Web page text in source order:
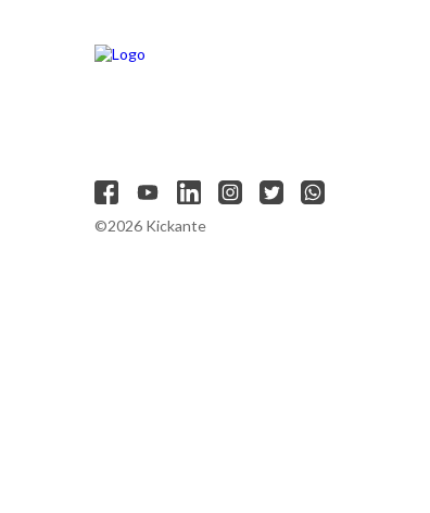
©2026 Kickante